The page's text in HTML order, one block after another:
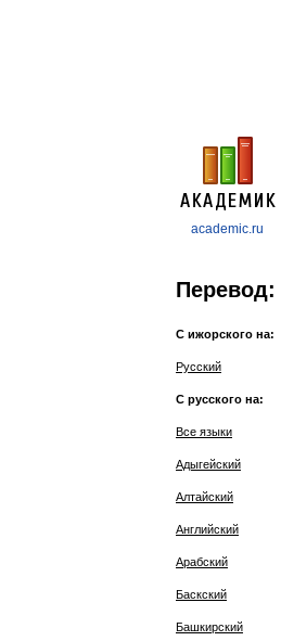
academic.ru
Перевод:
С ижорского на:
Русский
С русского на:
Все языки
Адыгейский
Алтайский
Английский
Арабский
Баскский
Башкирский